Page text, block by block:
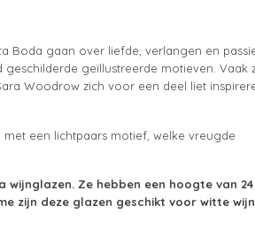
Boda gaan over liefde, verlangen en
geïllustreerde motieven. Vaak
Woodrow zich voor een deel liet
een lichtpaars motief, welke vreugde
Ze hebben een hoogte van 24
zijn deze glazen geschikt voor witte